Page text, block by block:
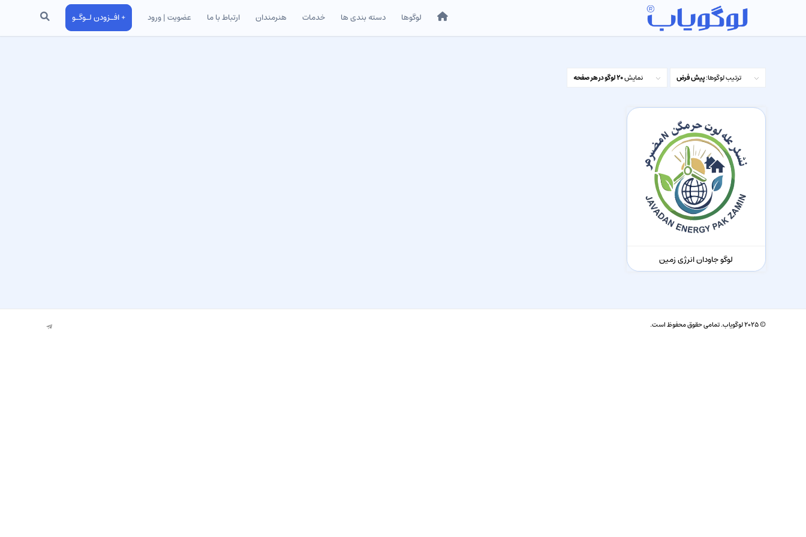
خانه لوگوها دسته بندی ها خدمات هنرمندان ارتباط با ما عضویت | ورود + افـزودن لـوگـو جستجو
ترتیب لوگوها:پیش فرض نمایش20 لوگو در هر صفحه
لوگو جاودان انرژی زمین
© ۲۰۲۵ لوگویاب. تمامی حقوق محفوظ است.